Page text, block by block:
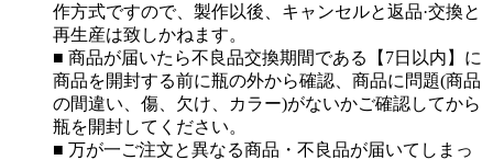
作方式ですので、製作以後、キャンセルと返品·交換と
再生産は致しかねます。
■ 商品が届いたら不良品交換期間である【7日以内】に
商品を開封する前に瓶の外から確認、商品に問題(商品
の間違い、傷、欠け、カラー)がないかご確認してから
瓶を開封してください。
■ 万が一ご注文と異なる商品・不良品が届いてしまっ